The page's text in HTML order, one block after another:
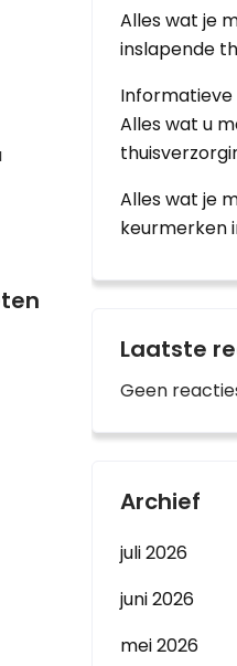
Alles wat je
inslapende
Informatieve
Alles wat u
Alles wat je
keurmerken
Laatste
Geen
Archief
juli 2026
juni 2026
mei 2026